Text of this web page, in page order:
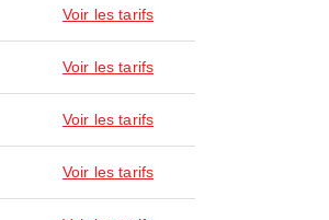
Voir les tarifs
Voir les tarifs
Voir les tarifs
Voir les tarifs